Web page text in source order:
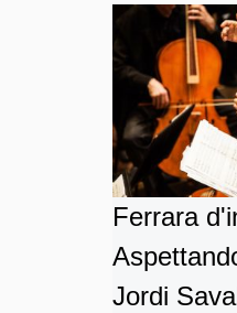
Ferrara
Jordi